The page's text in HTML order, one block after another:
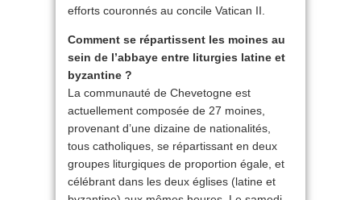
efforts couronnés au concile Vatican II.
Comment se répartissent les moines au
sein de l’abbaye entre liturgies latine et
byzantine ?
La communauté de Chevetogne est
actuellement composée de 27 moines,
provenant d’une dizaine de nationalités,
tous catholiques, se répartissant en deux
groupes liturgiques de proportion égale, et
célébrant dans les deux églises (latine et